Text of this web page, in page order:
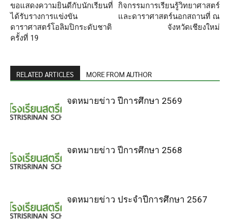
ขอแสดงความยินดีกับนักเรียนที่
ได้รับรางการแข่งขัน
ดาราศาสตร์โอลิมปิกระดับชาติ
ครั้งที่ 19
กิจกรรมการเรียนรู้วิทยาศาสตร์
และดาราศาสตร์นอกสถานที่ ณ
จังหวัดเชียงใหม่
RELATED ARTICLES MORE FROM AUTHOR
จดหมายข่าว ปีการศึกษา 2569
จดหมายข่าว ปีการศึกษา 2568
จดหมายข่าว ประจำปีการศึกษา 2567